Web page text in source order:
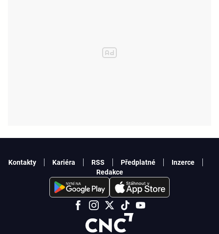
Kontakty Kariéra RSS Předplatné
Inzerce
Redakce